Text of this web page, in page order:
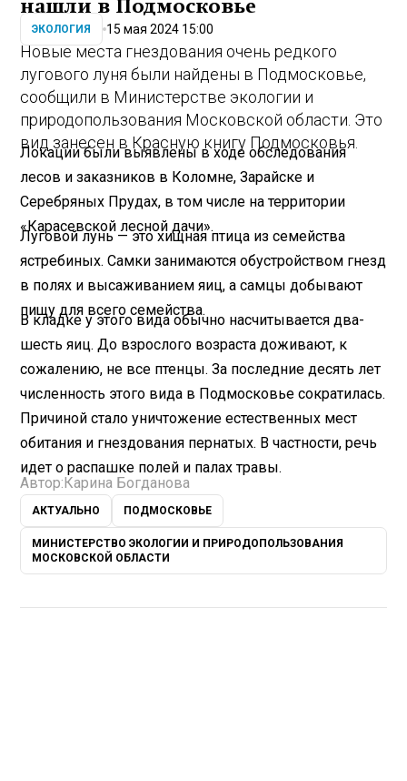
нашли в Подмосковье
ЭКОЛОГИЯ 15 мая 2024 15:00
Новые места гнездования очень редкого
лугового луня были найдены в Подмосковье,
сообщили в Министерстве экологии и
природопользования Московской области. Это
вид занесен в Красную книгу Подмосковья.
Локации были выявлены в ходе обследования
лесов и заказников в Коломне, Зарайске и
Серебряных Прудах, в том числе на территории
«Карасевской лесной дачи».
Луговой лунь — это хищная птица из семейства
ястребиных. Самки занимаются обустройством гнезд
в полях и высаживанием яиц, а самцы добывают
пищу для всего семейства.
В кладке у этого вида обычно насчитывается два-
шесть яиц. До взрослого возраста доживают, к
сожалению, не все птенцы. За последние десять лет
численность этого вида в Подмосковье сократилась.
Причиной стало уничтожение естественных мест
обитания и гнездования пернатых. В частности, речь
идет о распашке полей и палах травы.
Автор:Карина Богданова
АКТУАЛЬНО ПОДМОСКОВЬЕ
МИНИСТЕРСТВО ЭКОЛОГИИ И ПРИРОДОПОЛЬЗОВАНИЯ
МОСКОВСКОЙ ОБЛАСТИ